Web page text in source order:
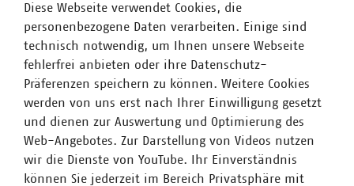
Diese Webseite verwendet Cookies, die
personenbezogene Daten verarbeiten. Einige sind
technisch notwendig, um Ihnen unsere Webseite
fehlerfrei anbieten oder ihre Datenschutz-
Präferenzen speichern zu können. Weitere Cookies
werden von uns erst nach Ihrer Einwilligung gesetzt
und dienen zur Auswertung und Optimierung des
Web-Angebotes. Zur Darstellung von Videos nutzen
wir die Dienste von YouTube. Ihr Einverständnis
können Sie jederzeit im Bereich Privatsphäre mit